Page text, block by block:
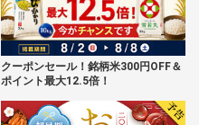
クーポンセール！銘柄米300円OFF＆
ポイント最大12.5倍！